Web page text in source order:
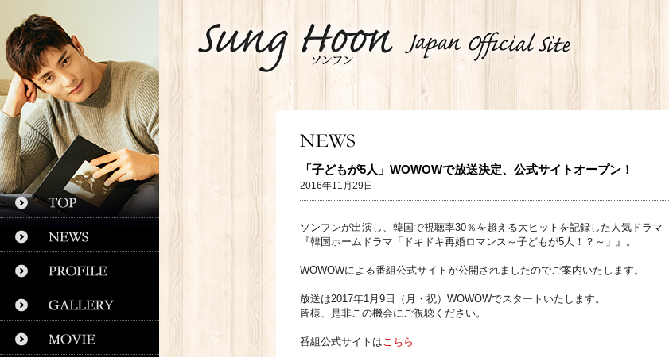
「子どもが5人」WOWOWで放送決定、公式サイトオープン！
2016年11月29日
ソンフンが出演し、韓国で視聴率30％を超える大ヒットを記録した人気ドラマ
『韓国ホームドラマ「ドキドキ再婚ロマンス～子どもが5人！？～」』。
WOWOWによる番組公式サイトが公開されましたのでご案内いたします。
放送は2017年1月9日（月・祝）WOWOWでスタートいたします。
皆様、是非この機会にご視聴ください。
番組公式サイトはこちら